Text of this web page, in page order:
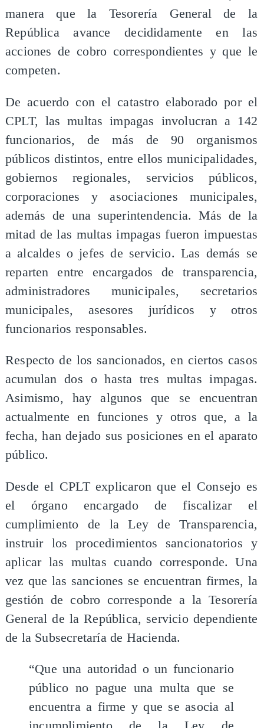
manera que la Tesorería General de la
República avance decididamente en las
acciones de cobro correspondientes y que le
competen.
De acuerdo con el catastro elaborado por el
CPLT, las multas impagas involucran a 142
funcionarios, de más de 90 organismos
públicos distintos, entre ellos municipalidades,
gobiernos regionales, servicios públicos,
corporaciones y asociaciones municipales,
además de una superintendencia. Más de la
mitad de las multas impagas fueron impuestas
a alcaldes o jefes de servicio. Las demás se
reparten entre encargados de transparencia,
administradores municipales, secretarios
municipales, asesores jurídicos y otros
funcionarios responsables.
Respecto de los sancionados, en ciertos casos
acumulan dos o hasta tres multas impagas.
Asimismo, hay algunos que se encuentran
actualmente en funciones y otros que, a la
fecha, han dejado sus posiciones en el aparato
público.
Desde el CPLT explicaron que el Consejo es
el órgano encargado de fiscalizar el
cumplimiento de la Ley de Transparencia,
instruir los procedimientos sancionatorios y
aplicar las multas cuando corresponde. Una
vez que las sanciones se encuentran firmes, la
gestión de cobro corresponde a la Tesorería
General de la República, servicio dependiente
de la Subsecretaría de Hacienda.
“Que una autoridad o un funcionario
público no pague una multa que se
encuentra a firme y que se asocia al